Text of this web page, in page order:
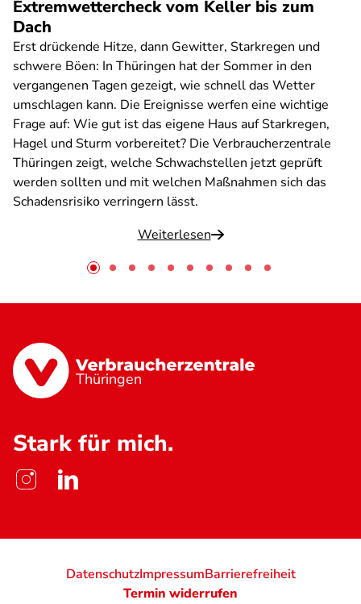
Extremwettercheck vom Keller bis zum
Dach
Erst drückende Hitze, dann Gewitter, Starkregen und
schwere Böen: In Thüringen hat der Sommer in den
vergangenen Tagen gezeigt, wie schnell das Wetter
umschlagen kann. Die Ereignisse werfen eine wichtige
Frage auf: Wie gut ist das eigene Haus auf Starkregen,
Hagel und Sturm vorbereitet? Die Verbraucherzentrale
Thüringen zeigt, welche Schwachstellen jetzt geprüft
werden sollten und mit welchen Maßnahmen sich das
Schadensrisiko verringern lässt.
Weiterlesen
Thüringen
Stark für mich.
DatenschutzImpressumBarrierefreiheit
Termin widerrufen